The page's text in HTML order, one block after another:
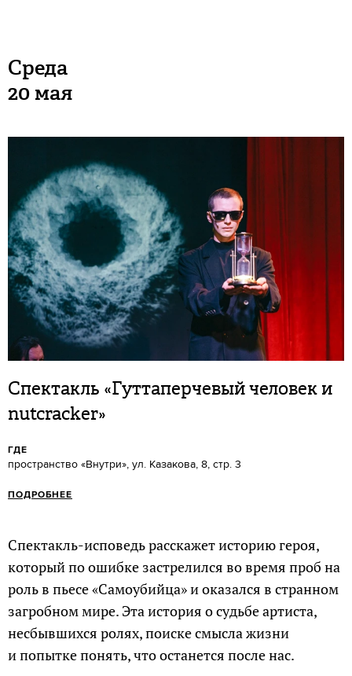
Среда
20 мая
Спектакль «Гуттаперчевый человек и
nutcracker»
ГДЕ
пространство «Внутри», ул. Казакова, 8, стр. 3
ПОДРОБНЕЕ
Спектакль-исповедь расскажет историю героя,
который по ошибке застрелился во время проб на
роль в пьесе «Самоубийца» и оказался в странном
загробном мире. Эта история о судьбе артиста,
несбывшихся ролях, поиске смысла жизни
и попытке понять, что останется после нас.